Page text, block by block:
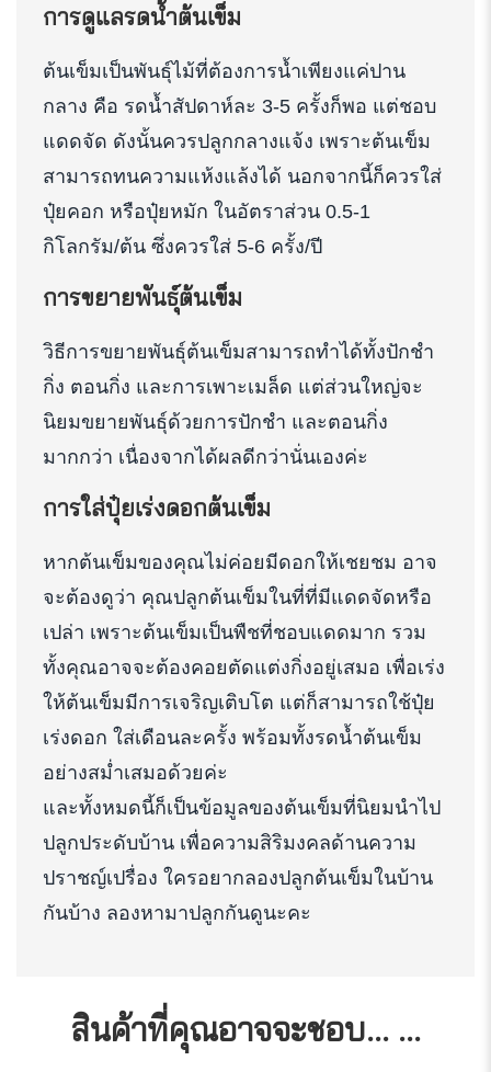
การดูแลรดน้ำต้นเข็ม
ต้นเข็มเป็นพันธุ์ไม้ที่ต้องการน้ำเพียงแค่ปาน
กลาง คือ รดน้ำสัปดาห์ละ 3-5 ครั้งก็พอ แต่ชอบ
แดดจัด ดังนั้นควรปลูกกลางแจ้ง เพราะต้นเข็ม
สามารถทนความแห้งแล้งได้ นอกจากนี้ก็ควรใส่
ปุ๋ยคอก หรือปุ๋ยหมัก ในอัตราส่วน 0.5-1
กิโลกรัม/ต้น ซึ่งควรใส่ 5-6 ครั้ง/ปี
การขยายพันธุ์ต้นเข็ม
วิธีการขยายพันธุ์ต้นเข็มสามารถทำได้ทั้งปักชำ
กิ่ง ตอนกิ่ง และการเพาะเมล็ด แต่ส่วนใหญ่จะ
นิยมขยายพันธุ์ด้วยการปักชำ และตอนกิ่ง
มากกว่า เนื่องจากได้ผลดีกว่านั่นเองค่ะ
การใส่ปุ๋ยเร่งดอกต้นเข็ม
หากต้นเข็มของคุณไม่ค่อยมีดอกให้เชยชม อาจ
จะต้องดูว่า คุณปลูกต้นเข็มในที่ที่มีแดดจัดหรือ
เปล่า เพราะต้นเข็มเป็นพืชที่ชอบแดดมาก รวม
ทั้งคุณอาจจะต้องคอยตัดแต่งกิ่งอยู่เสมอ เพื่อเร่ง
ให้ต้นเข็มมีการเจริญเติบโต แต่ก็สามารถใช้ปุ๋ย
เร่งดอก ใส่เดือนละครั้ง พร้อมทั้งรดน้ำต้นเข็ม
อย่างสม่ำเสมอด้วยค่ะ
และทั้งหมดนี้ก็เป็นข้อมูลของต้นเข็มที่นิยมนำไป
ปลูกประดับบ้าน เพื่อความสิริมงคลด้านความ
ปราชญ์เปรื่อง ใครอยากลองปลูกต้นเข็มในบ้าน
กันบ้าง ลองหามาปลูกกันดูนะคะ
สินค้าที่คุณอาจจะชอบ... …